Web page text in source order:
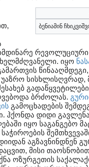
ბენიამინ
იყო
უაზრო სისხლისღვრად,
ბრძოლას.
გამოცხადების
ჰქონდა დიდი
იყო საგანგებო
აგზავნინდნენ
მისი
ოზურგეთის